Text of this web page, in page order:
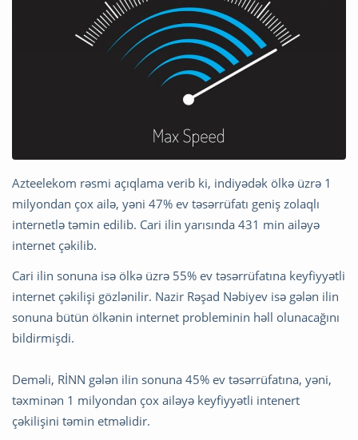
Azteelekom rəsmi açıqlama verib ki, indiyədək ölkə üzrə 1
milyondan çox ailə, yəni 47% ev təsərrüfatı geniş zolaqlı
internetlə təmin edilib. Cari ilin yarısında 431 min ailəyə
internet çəkilib.
Cari ilin sonuna isə ölkə üzrə 55% ev təsərrüfatına keyfiyyətli
internet çəkilişi gözlənilir. Nazir Rəşad Nəbiyev isə gələn ilin
sonuna bütün ölkənin internet probleminin həll olunacağını
bildirmişdi.
Deməli, RİNN gələn ilin sonuna 45% ev təsərrüfatına, yəni,
təxminən 1 milyondan çox ailəyə keyfiyyətli intenert
çəkilişini təmin etməlidir.